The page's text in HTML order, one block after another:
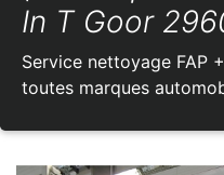
In T Goor
Service nettoyage FAP
toutes marques